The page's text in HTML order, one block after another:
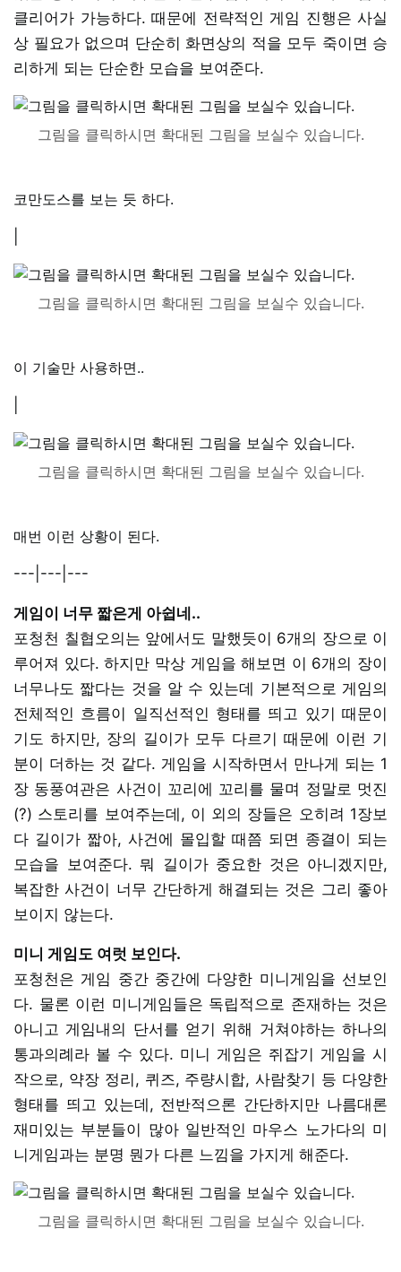
클리어가 가능하다. 때문에 전략적인 게임 진행은 사실
상 필요가 없으며 단순히 화면상의 적을 모두 죽이면 승
리하게 되는 단순한 모습을 보여준다.
그림을 클릭하시면 확대된 그림을 보실수 있습니다.
코만도스를 보는 듯 하다.
그림을 클릭하시면 확대된 그림을 보실수 있습니다.
이 기술만 사용하면..
그림을 클릭하시면 확대된 그림을 보실수 있습니다.
매번 이런 상황이 된다.
---|---|---
게임이 너무 짧은게 아쉽네..
포청천 칠협오의는 앞에서도 말했듯이 6개의 장으로 이
루어져 있다. 하지만 막상 게임을 해보면 이 6개의 장이
너무나도 짧다는 것을 알 수 있는데 기본적으로 게임의
전체적인 흐름이 일직선적인 형태를 띄고 있기 때문이
기도 하지만, 장의 길이가 모두 다르기 때문에 이런 기
분이 더하는 것 같다. 게임을 시작하면서 만나게 되는 1
장 동풍여관은 사건이 꼬리에 꼬리를 물며 정말로 멋진
(?) 스토리를 보여주는데, 이 외의 장들은 오히려 1장보
다 길이가 짧아, 사건에 몰입할 때쯤 되면 종결이 되는
모습을 보여준다. 뭐 길이가 중요한 것은 아니겠지만,
복잡한 사건이 너무 간단하게 해결되는 것은 그리 좋아
보이지 않는다.
미니 게임도 여럿 보인다.
포청천은 게임 중간 중간에 다양한 미니게임을 선보인
다. 물론 이런 미니게임들은 독립적으로 존재하는 것은
아니고 게임내의 단서를 얻기 위해 거쳐야하는 하나의
통과의례라 볼 수 있다. 미니 게임은 쥐잡기 게임을 시
작으로, 약장 정리, 퀴즈, 주량시합, 사람찾기 등 다양한
형태를 띄고 있는데, 전반적으론 간단하지만 나름대론
재미있는 부분들이 많아 일반적인 마우스 노가다의 미
니게임과는 분명 뭔가 다른 느낌을 가지게 해준다.
그림을 클릭하시면 확대된 그림을 보실수 있습니다.